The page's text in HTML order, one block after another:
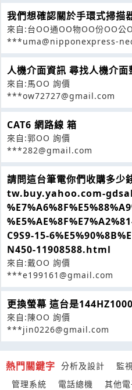
我們想確認關於手環式掃描
來自:台OO通OO物OO份OO公
***uma@nipponexpress-
人機介面資訊 尋找人機介面
來自:馬OO 詢價
***ow72727@gmail.com
CAT6 網路線 箱
來自:郭OO 詢價
***282@gmail.com
請問這台筆電你們收購多
tw.buy.yahoo.com-
C9S9-15-
N450-11908588.html
來自:戴OO 詢價
***e199161@gmail.com
更換螢幕 這台是
來自:陳OO 詢價
***jin0226@gmail.com
熱門關鍵字 分析及設計 監
管理系統
電話總機 其他